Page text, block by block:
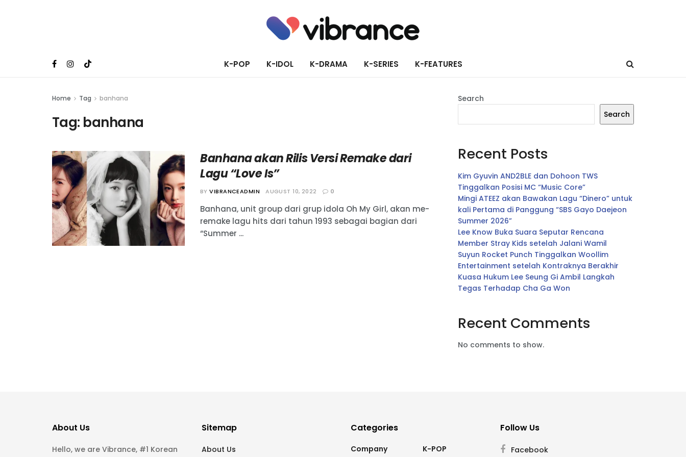
K-POP K-IDOL K-DRAMA K-SERIES K-FEATURES
Home Tag banhana
Tag: banhana
Banhana akan Rilis Versi Remake dari
Lagu “Love Is”
BY VIBRANCEADMIN AUGUST 10, 2022 0
Banhana, unit group dari grup idola Oh My Girl, akan me-
remake lagu hits dari tahun 1993 sebagai bagian dari
“Summer ...
Search
Search
Recent Posts
Kim Gyuvin AND2BLE dan Dohoon TWS
Tinggalkan Posisi MC “Music Core”
Mingi ATEEZ akan Bawakan Lagu “Dinero” untuk
kali Pertama di Panggung “SBS Gayo Daejeon
Summer 2026”
Lee Know Buka Suara Seputar Rencana
Member Stray Kids setelah Jalani Wamil
Suyun Rocket Punch Tinggalkan Woollim
Entertainment setelah Kontraknya Berakhir
Kuasa Hukum Lee Seung Gi Ambil Langkah
Tegas Terhadap Cha Ga Won
Recent Comments
No comments to show.
About Us
Hello, we are Vibrance, #1 Korean
Sitemap
About Us
Categories
Company K-POP
Follow Us
Facebook